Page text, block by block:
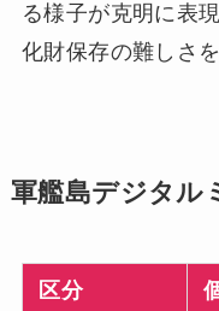
る様子が克明に表
化財保存の難しさ
軍艦島デジタル
区分